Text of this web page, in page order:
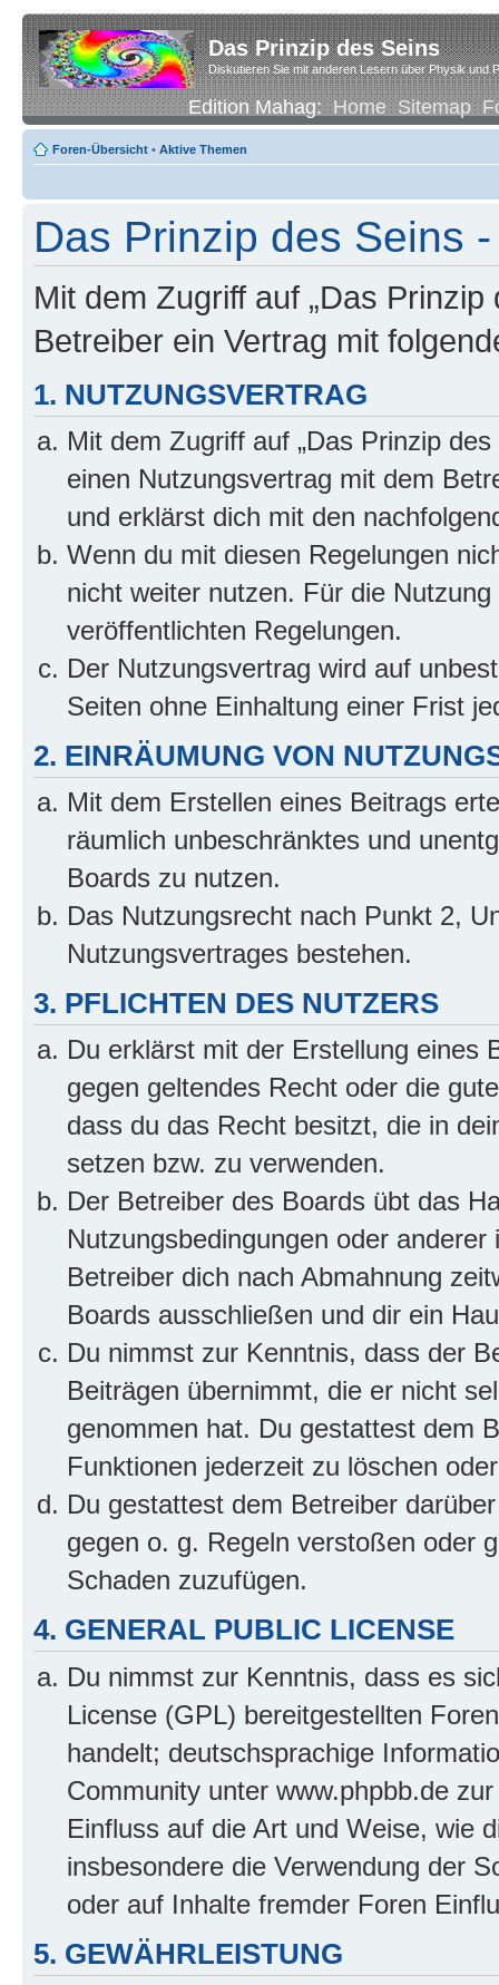
Das Prinzip des Seins
Diskutieren Sie mit anderen Lesern über Physik und
Edition Mahag:Home Sitemap
Foren-Übersicht • Aktive Themen
Das Prinzip des Seins
Mit dem Zugriff auf „Das
Betreiber ein Vertrag mit
1. NUTZUNGSVERTRAG
Mit dem Zugriff auf „Das Prinzip
einen Nutzungsvertrag mit dem
und erklärst dich mit den
Wenn du mit diesen Regelungen
nicht weiter nutzen. Für die
veröffentlichten Regelungen.
Der Nutzungsvertrag wird auf
Seiten ohne Einhaltung einer Frist
2. EINRÄUMUNG VON
Mit dem Erstellen eines Beitrags
räumlich unbeschränktes und
Boards zu nutzen.
Das Nutzungsrecht nach Punkt 2,
Nutzungsvertrages bestehen.
3. PFLICHTEN DES NUTZERS
Du erklärst mit der Erstellung eines
gegen geltendes Recht oder die
dass du das Recht besitzt, die in
setzen bzw. zu verwenden.
Der Betreiber des Boards übt das
Nutzungsbedingungen oder
Betreiber dich nach Abmahnung
Boards ausschließen und dir ein
Du nimmst zur Kenntnis, dass der
Beiträgen übernimmt, die er nicht
genommen hat. Du gestattest dem
Funktionen jederzeit zu löschen
Du gestattest dem Betreiber
gegen o. g. Regeln verstoßen oder
Schaden zuzufügen.
4. GENERAL PUBLIC LICENSE
Du nimmst zur Kenntnis, dass es
License (GPL) bereitgestellten
handelt; deutschsprachige
Community unter www.phpbb.de
Einfluss auf die Art und Weise, wie
insbesondere die Verwendung der
oder auf Inhalte fremder Foren
5. GEWÄHRLEISTUNG